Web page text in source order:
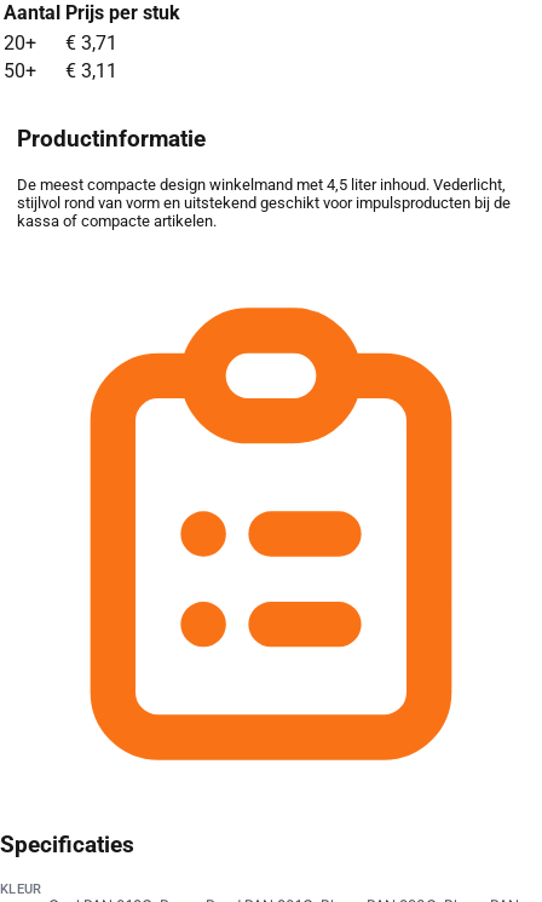
Bulk pricing discounts based on quantity ordered
Aantal Prijs per stuk
20+
€ 3,71
50+
€ 3,11
Productinformatie
De meest compacte design winkelmand met 4,5 liter inhoud. Vederlicht,
stijlvol rond van vorm en uitstekend geschikt voor impulsproducten bij de
kassa of compacte artikelen.
Specificaties
KLEUR